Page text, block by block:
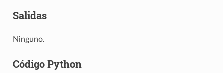
Salidas
Ninguno.
Código Python